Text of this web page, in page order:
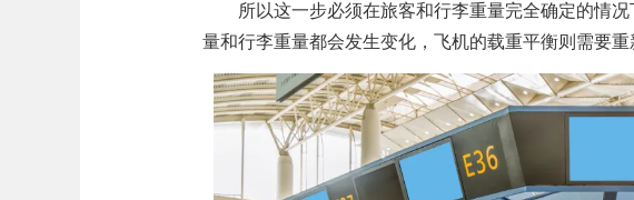
所以这一步必须在旅客和行李重量完全确定的情
量和行李重量都会发生变化，飞机的载重平衡则需要重